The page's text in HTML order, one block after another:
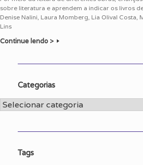
sobre literatura e aprendem a indicar os livros
Denise Nalini, Laura Momberg, Lia Olival Costa,
Lins
Continue lendo >
Categorias
Categorias
Tags